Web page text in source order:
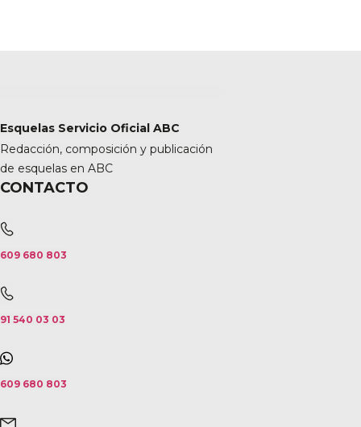
Esquelas Servicio Oficial ABC
Redacción, composición y publicación
de esquelas en ABC
CONTACTO
609 680 803
91 540 03 03
609 680 803